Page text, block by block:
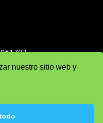
nuestro sitio web y